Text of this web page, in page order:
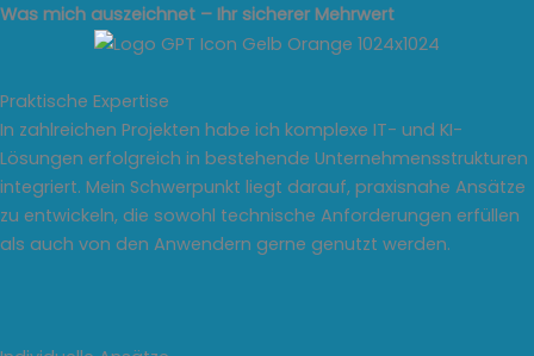
Was mich auszeichnet – Ihr sicherer Mehrwert
Praktische Expertise
In zahlreichen Projekten habe ich komplexe IT- und KI-
Lösungen erfolgreich in bestehende Unternehmensstrukturen
integriert. Mein Schwerpunkt liegt darauf, praxisnahe Ansätze
zu entwickeln, die sowohl technische Anforderungen erfüllen
als auch von den Anwendern gerne genutzt werden.